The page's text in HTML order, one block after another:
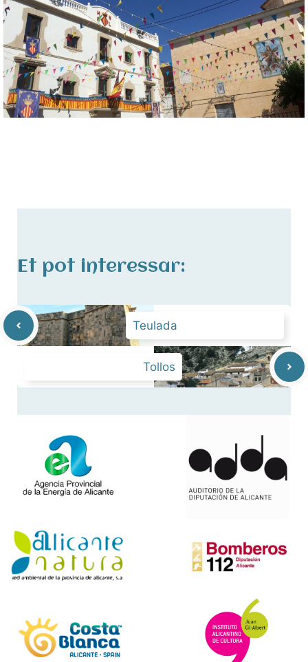
Et pot interessar:
Teulada
Tollos